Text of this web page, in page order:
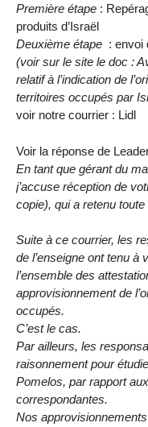
Première étape :
produits d’Israël
Deuxième étape : envoi
(voir sur le site le doc :
relatif à l’indication de
territoires occupés par
voir notre courrier : Lidl
Voir la réponse de
En tant que gérant du
j’accuse réception de
copie), qui a retenu
Suite à ce courrier, les
de l’enseigne ont tenu
l’ensemble des
approvisionnement de
occupés.
C’est le cas.
Par ailleurs, les
raisonnement pour
Pomelos, par rapport
correspondantes.
Nos